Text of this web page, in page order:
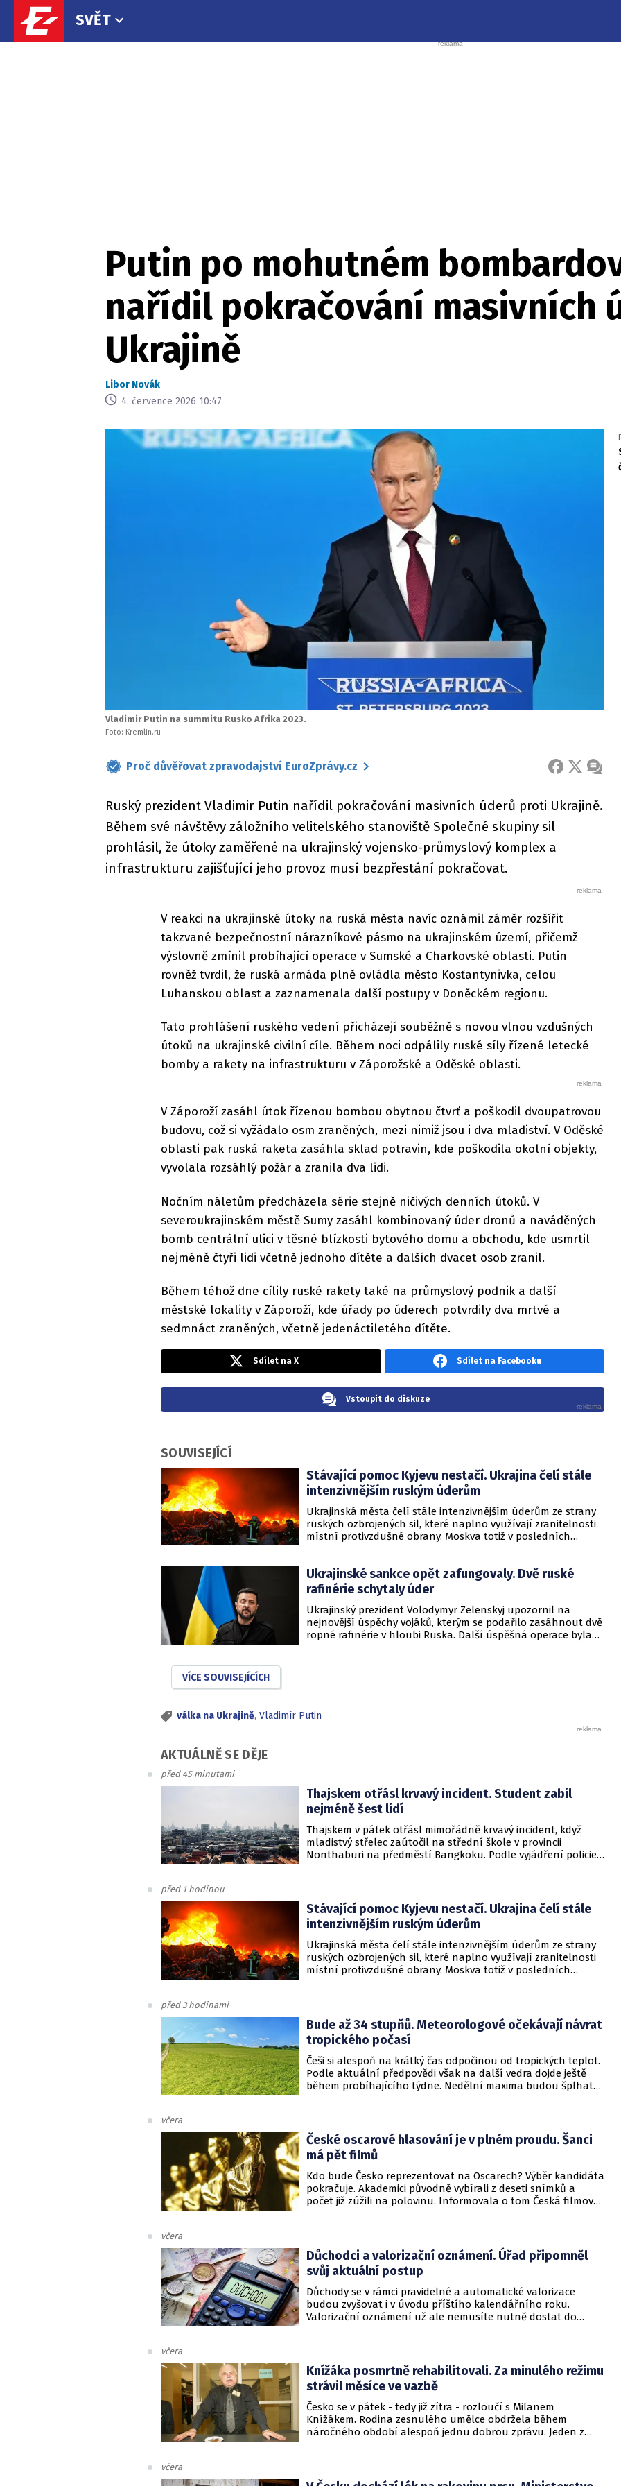
SVĚT
Putin po mohutném
nařídil pokračování masivních
Ukrajině
Libor Novák
4. července 2026 10:47
Vladimir Putin na summitu Rusko Afrika 2023.
Foto: Kremlin.ru
Proč důvěřovat zpravodajství EuroZprávy.cz FACEBOOK
X
Ruský prezident Vladimir Putin nařídil pokračování masivních úderů proti Ukrajině.
Během své návštěvy záložního velitelského stanoviště Společné skupiny sil
prohlásil, že útoky zaměřené na ukrajinský vojensko-průmyslový komplex a
infrastrukturu zajišťující jeho provoz musí bezpřestání pokračovat.
V reakci na ukrajinské útoky na ruská města navíc oznámil záměr rozšířit
takzvané bezpečnostní nárazníkové pásmo na ukrajinském území, přičemž
výslovně zmínil probíhající operace v Sumské a Charkovské oblasti. Putin
rovněž tvrdil, že ruská armáda plně ovládla město Kosťantynivka, celou
Luhanskou oblast a zaznamenala další postupy v Doněckém regionu.
Tato prohlášení ruského vedení přicházejí souběžně s novou vlnou vzdušných
útoků na ukrajinské civilní cíle. Během noci odpálily ruské síly řízené letecké
bomby a rakety na infrastrukturu v Záporožské a Oděské oblasti.
V Záporoží zasáhl útok řízenou bombou obytnou čtvrť a poškodil dvoupatrovou
budovu, což si vyžádalo osm zraněných, mezi nimiž jsou i dva mladiství. V Oděské
oblasti pak ruská raketa zasáhla sklad potravin, kde poškodila okolní objekty,
vyvolala rozsáhlý požár a zranila dva lidi.
Nočním náletům předcházela série stejně ničivých denních útoků. V
severoukrajinském městě Sumy zasáhl kombinovaný úder dronů a naváděných
bomb centrální ulici v těsné blízkosti bytového domu a obchodu, kde usmrtil
nejméně čtyři lidi včetně jednoho dítěte a dalších dvacet osob zranil.
Během téhož dne cílily ruské rakety také na průmyslový podnik a další
městské lokality v Záporoží, kde úřady po úderech potvrdily dva mrtvé a
sedmnáct zraněných, včetně jedenáctiletého dítěte.
Sdílet na X Sdílet na Facebooku
Vstoupit do diskuze
SOUVISEJÍCÍ
Stávající pomoc Kyjevu nestačí. Ukrajina čelí stále
intenzivnějším ruským úderům
Ukrajinská města čelí stále intenzivnějším úderům ze strany
ruských ozbrojených sil, které naplno využívají zranitelnosti
místní protivzdušné obrany. Moskva totiž v posledních
dokonce žádným varováním předem, což civilnímu
obyvatelstvu dává jen pramalou šanci se včas ukrýt.
Ukrajinské sankce opět zafungovaly. Dvě ruské
rafinérie schytaly úder
Ukrajinský prezident Volodymyr Zelenskyj upozornil na
nejnovější úspěchy vojáků, kterým se podařilo zasáhnout dvě
ropné rafinérie v hloubi Ruska. Další úspěšná operace byla
VÍCE SOUVISEJÍCÍCH
válka na Ukrajině, Vladimír Putin
AKTUÁLNĚ SE DĚJE
před 45 minutami
Thajskem otřásl krvavý incident. Student zabil
nejméně šest lidí
Thajskem v pátek otřásl mimořádně krvavý incident, když
mladistvý střelec zaútočil na střední škole v provincii
Nonthaburi na předměstí Bangkoku. Podle vyjádření policie
před 1 hodinou
Stávající pomoc Kyjevu nestačí. Ukrajina čelí stále
intenzivnějším ruským úderům
Ukrajinská města čelí stále intenzivnějším úderům ze strany
ruských ozbrojených sil, které naplno využívají zranitelnosti
místní protivzdušné obrany. Moskva totiž v posledních
obyvatelstvu dává jen pramalou šanci se včas ukrýt.
před 3 hodinami
Bude až 34 stupňů. Meteorologové očekávají návrat
tropického počasí
Češi si alespoň na krátký čas odpočinou od tropických teplot.
Podle aktuální předpovědi však na další vedra dojde ještě
během probíhajícího týdne. Nedělní maxima budou šplhat
včera
České oscarové hlasování je v plném proudu. Šanci
má pět filmů
Kdo bude Česko reprezentovat na Oscarech? Výběr kandidáta
pokračuje. Akademici původně vybírali z deseti snímků a
počet již zúžili na polovinu. Informovala o tom Česká filmová
včera
Důchodci a valorizační oznámení. Úřad připomněl
svůj aktuální postup
Důchody se v rámci pravidelné a automatické valorizace
budou zvyšovat i v úvodu příštího kalendářního roku.
Valorizační oznámení už ale nemusíte nutně dostat do
včera
Knížáka posmrtně rehabilitovali. Za minulého režimu
strávil měsíce ve vazbě
Česko se v pátek - tedy již zítra - rozloučí s Milanem
Knížákem. Rodina zesnulého umělce obdržela během
náročného období alespoň jednu dobrou zprávu. Jeden z
včera